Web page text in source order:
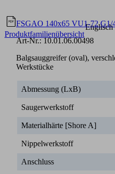
Produktfamilienübersicht
Englisch
FSGAO 140x65 VU1-72 G1/
Art-Nr.:10.01.06.00498
Balgsauggreifer (oval),
Werkstücke
Abmessung (LxB)
Saugerwerkstoff
Materialhärte [Shore A]
Nippelwerkstoff
Anschluss